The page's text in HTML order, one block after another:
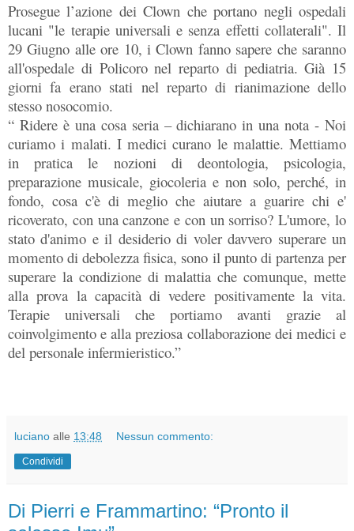
Prosegue l’azione dei Clown che portano negli ospedali
lucani "le terapie universali e senza effetti collaterali". Il
29 Giugno alle ore 10, i Clown fanno sapere che saranno
all'ospedale di Policoro nel reparto di pediatria. Già 15
giorni fa erano stati nel reparto di rianimazione dello
stesso nosocomio.
“ Ridere è una cosa seria – dichiarano in una nota - Noi
curiamo i malati. I medici curano le malattie. Mettiamo
in pratica le nozioni di deontologia, psicologia,
preparazione musicale, giocoleria e non solo, perché, in
fondo, cosa c'è di meglio che aiutare a guarire chi e'
ricoverato, con una canzone e con un sorriso? L'umore, lo
stato d'animo e il desiderio di voler davvero superare un
momento di debolezza fisica, sono il punto di partenza per
superare la condizione di malattia che comunque, mette
alla prova la capacità di vedere positivamente la vita.
Terapie universali che portiamo avanti grazie al
coinvolgimento e alla preziosa collaborazione dei medici e
del personale infermieristico.”
luciano alle 13:48 Nessun commento:
Condividi
Di Pierri e Frammartino: “Pronto il